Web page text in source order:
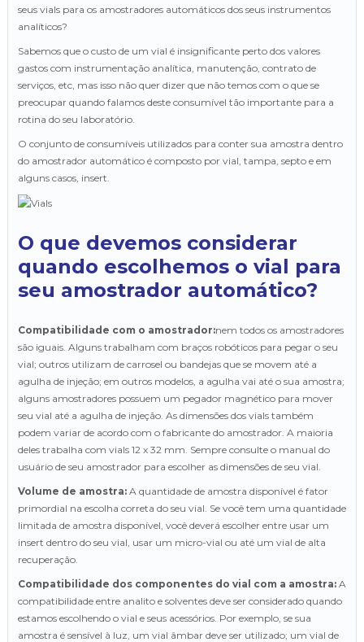
seus vials para os amostradores automáticos dos seus instrumentos
analíticos?
Sabemos que o custo de um vial é insignificante perto dos valores
gastos com instrumentação analítica, manutenção, contrato de
serviços, etc, mas isso não quer dizer que não temos com o que se
preocupar quando falamos deste consumível tão importante para a
rotina do seu laboratório.
O conjunto de consumíveis utilizados para conter sua amostra dentro
do amostrador automático é composto por vial, tampa, septo e em
alguns casos, insert.
O que devemos considerar
quando escolhemos o vial para
seu amostrador automático?
Compatibilidade com o amostrador:nem todos os amostradores
são iguais. Alguns trabalham com braços robóticos para pegar o seu
vial; outros utilizam de carrosel ou bandejas que se movem até a
agulha de injeção; em outros modelos, a agulha vai até o sua amostra;
alguns amostradores possuem um pegador magnético para mover
seu vial até a agulha de injeção. As dimensões dos vials também
podem variar de acordo com o fabricante do amostrador. A maioria
deles trabalha com vials 12 x 32 mm. Sempre consulte o manual do
usuário de seu amostrador para escolher as dimensões de seu vial.
Volume de amostra: A quantidade de amostra disponível é fator
primordial na escolha correta do seu vial. Se você tem uma quantidade
limitada de amostra disponível, você deverá escolher entre usar um
insert dentro do seu vial, usar um micro-vial ou até um vial de alta
recuperação.
Compatibilidade dos componentes do vial com a amostra: A
compatibilidade entre analito e solventes deve ser considerado quando
estamos escolhendo o vial e seus acessórios. Por exemplo, se sua
amostra é sensível à luz, um vial âmbar deve ser utilizado; um vial de